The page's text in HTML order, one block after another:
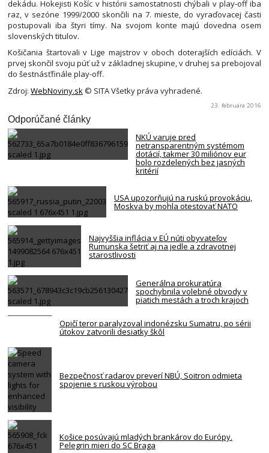
dekádu. Hokejisti Košíc v histórii samostatnosti chýbali v play-off iba
raz, v sezóne 1999/2000 skončili na 7. mieste, do vyraďovacej časti
postupovali iba štyri tímy. Na svojom konte majú dovedna osem
slovenských titulov.
Košičania štartovali v Lige majstrov v oboch doterajších edíciách. V
prvej skončil svoju púť už v základnej skupine, v druhej sa prebojoval
do šestnásťfinále play-off.
Zdroj: WebNoviny.sk © SITA Všetky práva vyhradené.
23. februára 2016
Odporúčané články
NKÚ varuje pred
netransparentným systémom
dotácií, takmer 30 miliónov eur
bolo rozdelených bez jasných
kritérií
USA upozorňujú na ruskú provokáciu,
Moskva by mohla otestovať NATO
Najvyššia inflácia v EÚ núti obyvateľov
Rumunska šetriť aj na jedle a zdravotnej
starostlivosti
Generálna prokuratúra
spochybnila volebné obvody v
piatich mestách a troch krajoch
Opičí teror paralyzoval indonézsku Sumatru, po sérii
útokov zatvorili desiatky škôl
Bezpečnosť radarov preverí NBÚ, Soitron odmieta
spojenie s ruskou výrobou
Košice posúvajú mladých brankárov do Európy.
Pelegrin mieri do SC Braga